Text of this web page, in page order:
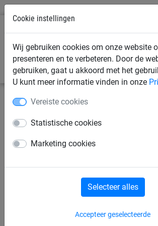
Cookie instellingen
Wij gebruiken cookies om onze website
presenteren en te verbeteren. Door de
gebruiken, gaat u akkoord met het
U kunt meer informatie vinden in onze
Vereiste cookies
Statistische cookies
Marketing cookies
Accepteer geselecteerde
Selecteer alles